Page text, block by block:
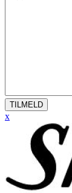
TILMELD
x